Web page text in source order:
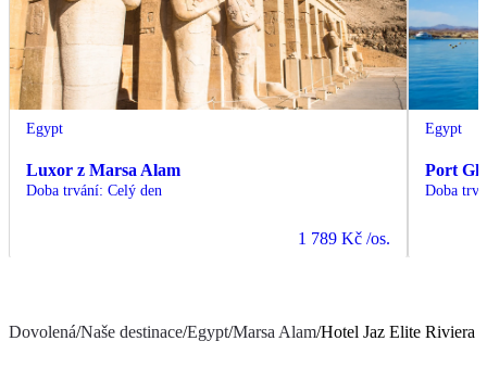
Egypt
Luxor z Marsa Alam
Doba trvání: Celý den
1 789 Kč /os.
Egypt
Port
Doba
Dovolená/Naše destinace/Egypt/Marsa Alam/Hotel Jaz Elite Riviera